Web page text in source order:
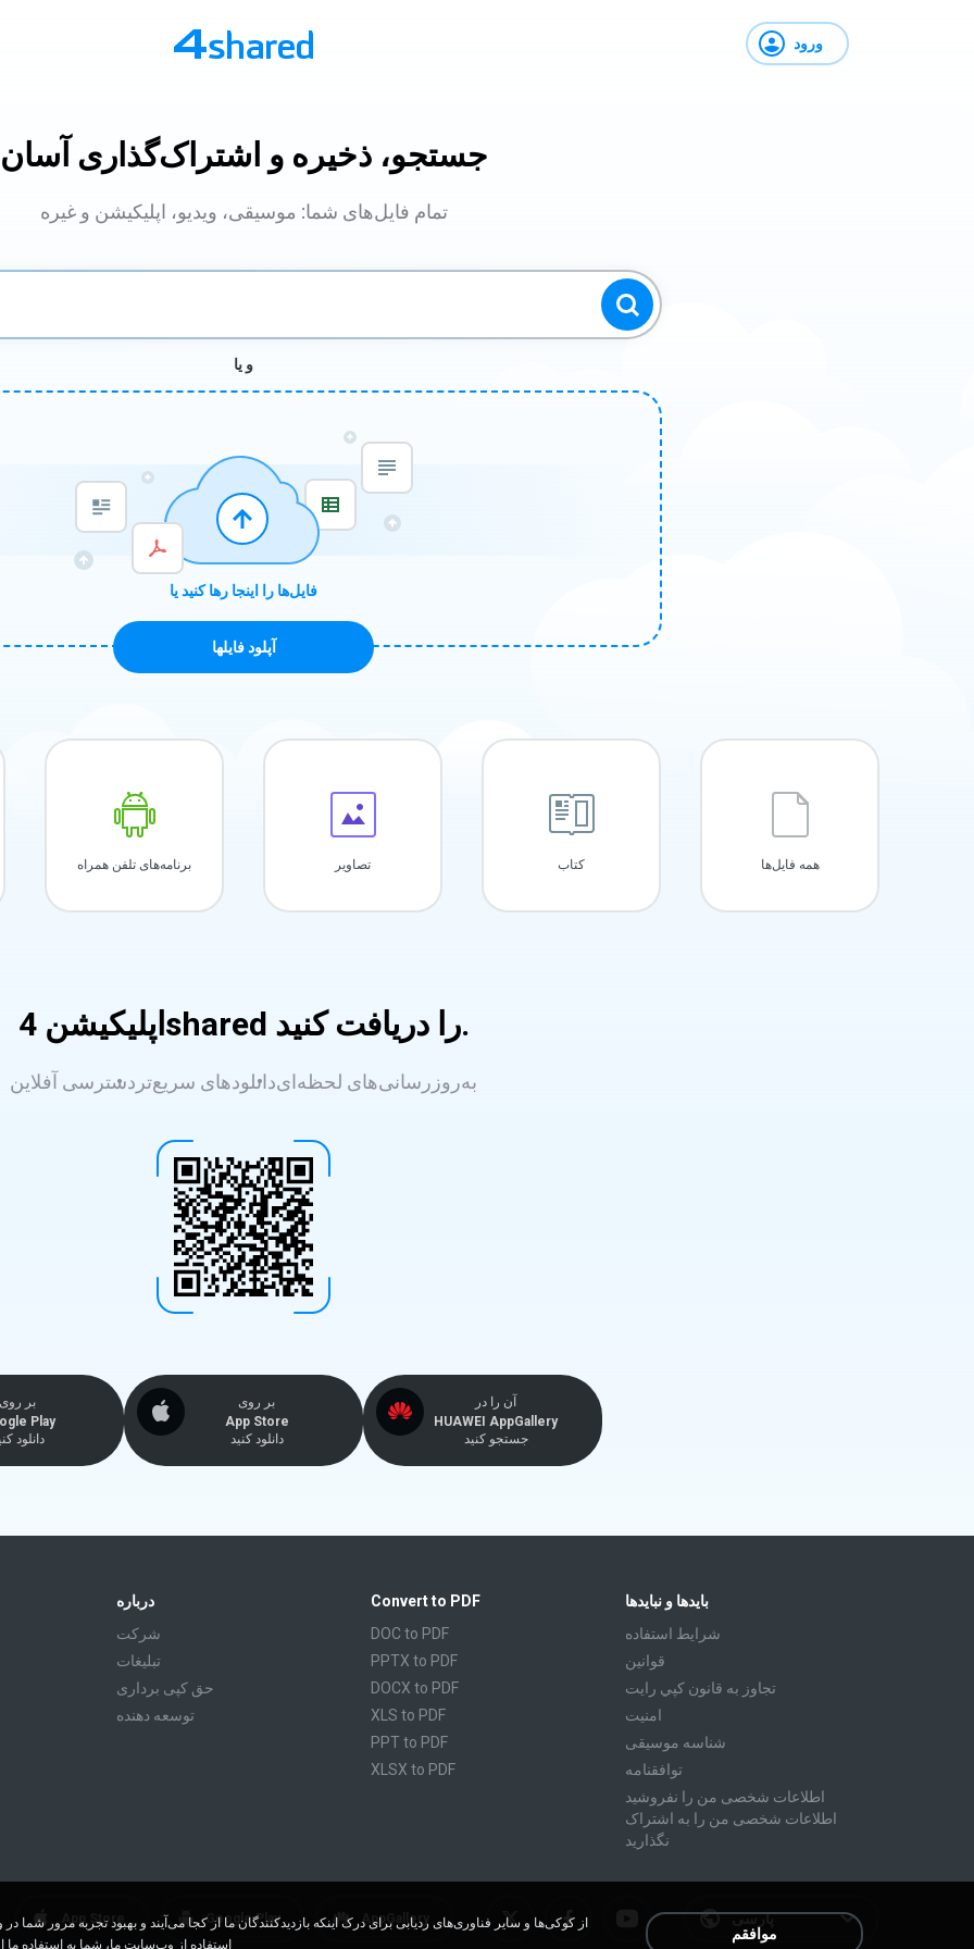
ورود
جستجو، ذخیره و اشتراک‌گذاری آسان
تمام فایل‌های شما: موسیقی، ویدیو، اپلیکیشن و غیره
و یا
فایل‌ها را اینجا رها کنید یا
آپلود فايلها
برنامه‌های تلفن همراه تصاویر کتاب همه فایل‌ها
اپلیکیشن 4shared را دریافت کنید.
دسترسی آفلاین دانلودهای سریع‌تربه‌روزرسانی‌های لحظه‌ای
بر روی
Play
دانلود
بر روی
App Store
دانلود کنید
آن را در
HUAWEI AppGallery
جستجو کنید
درباره
شرکت
تبليغات
حق کپی برداری
توسعه دهنده
Convert to PDF
DOC to PDF
PPTX to PDF
DOCX to PDF
XLS to PDF
PPT to PDF
XLSX to PDF
RTF to PDF
FB2 to PDF
بایدها و نبایدها
شرايط استفاده
قوانين
تجاوز به قانون كپي رايت
امنیت
شناسه موسیقی
توافقنامه
اطلاعات شخصی من را نفروشید
اطلاعات شخصی من را به اشتراک
نگذارید
پارسی AppGallery
Google Play
App Store
استفاده از وب‌سایت ما، شما به استفاده
موافقم